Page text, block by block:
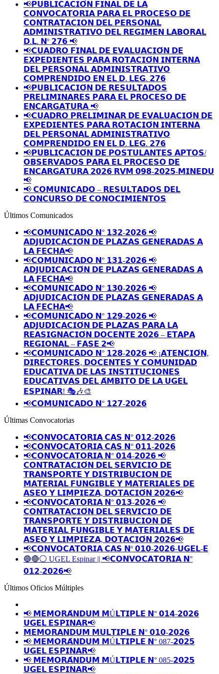
📢𝗣𝗨𝗕𝗟𝗜𝗖𝗔𝗖𝗜𝗢́𝗡 𝗙𝗜𝗡𝗔𝗟 𝗗𝗘 𝗟𝗔
𝗖𝗢𝗡𝗩𝗢𝗖𝗔𝗧𝗢𝗥𝗜𝗔 𝗣𝗔𝗥𝗔 𝗘𝗟 𝗣𝗥𝗢𝗖𝗘𝗦𝗢 𝗗𝗘
𝗖𝗢𝗡𝗧𝗥𝗔𝗧𝗔𝗖𝗜𝗢𝗡 𝗗𝗘𝗟 𝗣𝗘𝗥𝗦𝗢𝗡𝗔𝗟
𝗔𝗗𝗠𝗜𝗡𝗜𝗦𝗧𝗥𝗔𝗧𝗜𝗩𝗢 𝗗𝗘𝗟 𝗥𝗘𝗚𝗜𝗠𝗘𝗡 𝗟𝗔𝗕𝗢𝗥𝗔𝗟
𝗗.𝗟. 𝗡º 𝟮𝟳𝟲 📢
📢𝗖𝗨𝗔𝗗𝗥𝗢 𝗙𝗜𝗡𝗔𝗟 𝗗𝗘 𝗘𝗩𝗔𝗟𝗨𝗔𝗖𝗜𝗢́𝗡 𝗗𝗘
𝗘𝗫𝗣𝗘𝗗𝗜𝗘𝗡𝗧𝗘𝗦 𝗣𝗔𝗥𝗔 𝗥𝗢𝗧𝗔𝗖𝗜𝗢́𝗡 𝗜𝗡𝗧𝗘𝗥𝗡𝗔
𝗗𝗘𝗟 𝗣𝗘𝗥𝗦𝗢𝗡𝗔𝗟 𝗔𝗗𝗠𝗜𝗡𝗜𝗦𝗧𝗥𝗔𝗧𝗜𝗩𝗢
𝗖𝗢𝗠𝗣𝗥𝗘𝗡𝗗𝗜𝗗𝗢 𝗘𝗡 𝗘𝗟 𝗗. 𝗟𝗘𝗚. 𝟮𝟳𝟲
📢𝗣𝗨𝗕𝗟𝗜𝗖𝗔𝗖𝗜𝗢́𝗡 𝗗𝗘 𝗥𝗘𝗦𝗨𝗟𝗧𝗔𝗗𝗢𝗦
𝗣𝗥𝗘𝗟𝗜𝗠𝗜𝗡𝗔𝗥𝗘𝗦 𝗣𝗔𝗥𝗔 𝗘𝗟 𝗣𝗥𝗢𝗖𝗘𝗦𝗢 𝗗𝗘
𝗘𝗡𝗖𝗔𝗥𝗚𝗔𝗧𝗨𝗥𝗔 📢
📢𝗖𝗨𝗔𝗗𝗥𝗢 𝗣𝗥𝗘𝗟𝗜𝗠𝗜𝗡𝗔𝗥 𝗗𝗘 𝗘𝗩𝗔𝗟𝗨𝗔𝗖𝗜𝗢́𝗡 𝗗𝗘
𝗘𝗫𝗣𝗘𝗗𝗜𝗘𝗡𝗧𝗘𝗦 𝗣𝗔𝗥𝗔 𝗥𝗢𝗧𝗔𝗖𝗜𝗢́𝗡 𝗜𝗡𝗧𝗘𝗥𝗡𝗔
𝗗𝗘𝗟 𝗣𝗘𝗥𝗦𝗢𝗡𝗔𝗟 𝗔𝗗𝗠𝗜𝗡𝗜𝗦𝗧𝗥𝗔𝗧𝗜𝗩𝗢
𝗖𝗢𝗠𝗣𝗥𝗘𝗡𝗗𝗜𝗗𝗢 𝗘𝗡 𝗘𝗟 𝗗. 𝗟𝗘𝗚. 𝟮𝟳𝟲
📢𝗣𝗨𝗕𝗟𝗜𝗖𝗔𝗖𝗜𝗢́𝗡 𝗗𝗘 𝗣𝗢𝗦𝗧𝗨𝗟𝗔𝗡𝗧𝗘𝗦 𝗔𝗣𝗧𝗢𝗦/
𝗢𝗕𝗦𝗘𝗥𝗩𝗔𝗗𝗢𝗦 𝗣𝗔𝗥𝗔 𝗘𝗟 𝗣𝗥𝗢𝗖𝗘𝗦𝗢 𝗗𝗘
𝗘𝗡𝗖𝗔𝗥𝗚𝗔𝗧𝗨𝗥𝗔 𝟮𝟬𝟮𝟲 𝗥𝗩𝗠 𝟬𝟵𝟴-𝟮𝟬𝟮𝟱-𝗠𝗜𝗡𝗘𝗗𝗨
📢
📢 𝗖𝗢𝗠𝗨𝗡𝗜𝗖𝗔𝗗𝗢 – 𝗥𝗘𝗦𝗨𝗟𝗧𝗔𝗗𝗢𝗦 𝗗𝗘𝗟
𝗖𝗢𝗡𝗖𝗨𝗥𝗦𝗢 𝗗𝗘 𝗖𝗢𝗡𝗢𝗖𝗜𝗠𝗜𝗘𝗡𝗧𝗢𝗦
Últimos Comunicados
📢𝗖𝗢𝗠𝗨𝗡𝗜𝗖𝗔𝗗𝗢 𝗡° 𝟭𝟯𝟮-𝟮𝟬𝟮𝟲 📢
𝗔𝗗𝗝𝗨𝗗𝗜𝗖𝗔𝗖𝗜𝗢́𝗡 𝗗𝗘 𝗣𝗟𝗔𝗭𝗔𝗦 𝗚𝗘𝗡𝗘𝗥𝗔𝗗𝗔𝗦 𝗔
𝗟𝗔 𝗙𝗘𝗖𝗛𝗔📢
📢𝗖𝗢𝗠𝗨𝗡𝗜𝗖𝗔𝗗𝗢 𝗡° 𝟭𝟯𝟭-𝟮𝟬𝟮𝟲 📢
𝗔𝗗𝗝𝗨𝗗𝗜𝗖𝗔𝗖𝗜𝗢́𝗡 𝗗𝗘 𝗣𝗟𝗔𝗭𝗔𝗦 𝗚𝗘𝗡𝗘𝗥𝗔𝗗𝗔𝗦 𝗔
𝗟𝗔 𝗙𝗘𝗖𝗛𝗔📢
📢𝗖𝗢𝗠𝗨𝗡𝗜𝗖𝗔𝗗𝗢 𝗡° 𝟭𝟯𝟬-𝟮𝟬𝟮𝟲 📢
𝗔𝗗𝗝𝗨𝗗𝗜𝗖𝗔𝗖𝗜𝗢́𝗡 𝗗𝗘 𝗣𝗟𝗔𝗭𝗔𝗦 𝗚𝗘𝗡𝗘𝗥𝗔𝗗𝗔𝗦 𝗔
𝗟𝗔 𝗙𝗘𝗖𝗛𝗔📢
📢𝗖𝗢𝗠𝗨𝗡𝗜𝗖𝗔𝗗𝗢 𝗡° 𝟭𝟮𝟵-𝟮𝟬𝟮𝟲 📢
𝗔𝗗𝗝𝗨𝗗𝗜𝗖𝗔𝗖𝗜𝗢́𝗡 𝗗𝗘 𝗣𝗟𝗔𝗭𝗔𝗦 𝗣𝗔𝗥𝗔 𝗟𝗔
𝗥𝗘𝗔𝗦𝗜𝗚𝗡𝗔𝗖𝗜𝗢́𝗡 𝗗𝗢𝗖𝗘𝗡𝗧𝗘 𝟮𝟬𝟮𝟲 – 𝗘𝗧𝗔𝗣𝗔
𝗥𝗘𝗚𝗜𝗢𝗡𝗔𝗟 – 𝗙𝗔𝗦𝗘 𝟮📢
📢𝗖𝗢𝗠𝗨𝗡𝗜𝗖𝗔𝗗𝗢 𝗡° 𝟭𝟮𝟴-𝟮𝟬𝟮𝟲 📢 ¡𝗔𝗧𝗘𝗡𝗖𝗜𝗢́𝗡,
𝗗𝗜𝗥𝗘𝗖𝗧𝗢𝗥𝗘𝗦, 𝗗𝗢𝗖𝗘𝗡𝗧𝗘𝗦 𝗬 𝗖𝗢𝗠𝗨𝗡𝗜𝗗𝗔𝗗
𝗘𝗗𝗨𝗖𝗔𝗧𝗜𝗩𝗔 𝗗𝗘 𝗟𝗔𝗦 𝗜𝗡𝗦𝗧𝗜𝗧𝗨𝗖𝗜𝗢𝗡𝗘𝗦
𝗘𝗗𝗨𝗖𝗔𝗧𝗜𝗩𝗔𝗦 𝗗𝗘𝗟 𝗔́𝗠𝗕𝗜𝗧𝗢 𝗗𝗘 𝗟𝗔 𝗨𝗚𝗘𝗟
𝗘𝗦𝗣𝗜𝗡𝗔𝗥! 🎭🎶🎨
📢𝗖𝗢𝗠𝗨𝗡𝗜𝗖𝗔𝗗𝗢 𝗡° 𝟭𝟮𝟳-𝟮𝟬𝟮𝟲
Últimas Convocatorias
📢𝗖𝗢𝗡𝗩𝗢𝗖𝗔𝗧𝗢𝗥𝗜𝗔 𝗖𝗔𝗦 𝗡° 𝟬𝟭𝟮-𝟮𝟬𝟮𝟲
📢𝗖𝗢𝗡𝗩𝗢𝗖𝗔𝗧𝗢𝗥𝗜𝗔 𝗖𝗔𝗦 𝗡° 𝟬𝟭𝟭-𝟮𝟬𝟮𝟲
📢𝗖𝗢𝗡𝗩𝗢𝗖𝗔𝗧𝗢𝗥𝗜𝗔 𝗡° 𝟬𝟭𝟰-𝟮𝟬𝟮𝟲 📢
𝗖𝗢𝗡𝗧𝗥𝗔𝗧𝗔𝗖𝗜𝗢́𝗡 𝗗𝗘𝗟 𝗦𝗘𝗥𝗩𝗜𝗖𝗜𝗢 𝗗𝗘
𝗧𝗥𝗔𝗡𝗦𝗣𝗢𝗥𝗧𝗘 𝗬 𝗗𝗜𝗦𝗧𝗥𝗜𝗕𝗨𝗖𝗜𝗢𝗡 𝗗𝗘
𝗠𝗔𝗧𝗘𝗥𝗜𝗔𝗟 𝗙𝗨𝗡𝗚𝗜𝗕𝗟𝗘 𝗬 𝗠𝗔𝗧𝗘𝗥𝗜𝗔𝗟𝗘𝗦 𝗗𝗘
𝗔𝗦𝗘𝗢 𝗬 𝗟𝗜𝗠𝗣𝗜𝗘𝗭𝗔, 𝗗𝗢𝗧𝗔𝗖𝗜𝗢́𝗡 𝟮𝟬𝟮𝟲📢
📢𝗖𝗢𝗡𝗩𝗢𝗖𝗔𝗧𝗢𝗥𝗜𝗔 𝗡° 𝟬𝟭𝟯-𝟮𝟬𝟮𝟲 📢
𝗖𝗢𝗡𝗧𝗥𝗔𝗧𝗔𝗖𝗜𝗢́𝗡 𝗗𝗘𝗟 𝗦𝗘𝗥𝗩𝗜𝗖𝗜𝗢 𝗗𝗘
𝗧𝗥𝗔𝗡𝗦𝗣𝗢𝗥𝗧𝗘 𝗬 𝗗𝗜𝗦𝗧𝗥𝗜𝗕𝗨𝗖𝗜𝗢𝗡 𝗗𝗘
𝗠𝗔𝗧𝗘𝗥𝗜𝗔𝗟 𝗙𝗨𝗡𝗚𝗜𝗕𝗟𝗘 𝗬 𝗠𝗔𝗧𝗘𝗥𝗜𝗔𝗟𝗘𝗦 𝗗𝗘
𝗔𝗦𝗘𝗢 𝗬 𝗟𝗜𝗠𝗣𝗜𝗘𝗭𝗔, 𝗗𝗢𝗧𝗔𝗖𝗜𝗢́𝗡 𝟮𝟬𝟮𝟲📢
📢𝗖𝗢𝗡𝗩𝗢𝗖𝗔𝗧𝗢𝗥𝗜𝗔 𝗖𝗔𝗦 𝗡º 𝟬𝟭𝟬-𝟮𝟬𝟮𝟲-𝗨𝗚𝗘𝗟-𝗘
🔵🔴⚪️ UGEL Espinar || 📢𝗖𝗢𝗡𝗩𝗢𝗖𝗔𝗧𝗢𝗥𝗜𝗔 𝗡°
𝟬𝟭𝟮-𝟮𝟬𝟮𝟲📢
Últimos Oficios Múltiples
📢 𝗠𝗘𝗠𝗢𝗥𝗔́𝗡𝗗𝗨𝗠 𝗠Ú𝗟𝗧𝗜𝗣𝗟𝗘 𝗡° 𝟬𝟭𝟰-𝟮𝟬𝟮𝟲
𝗨𝗚𝗘𝗟 𝗘𝗦𝗣𝗜𝗡𝗔𝗥📢
𝗠𝗘𝗠𝗢𝗥𝗔𝗡𝗗𝗨𝗠 𝗠𝗨𝗟𝗧𝗜𝗣𝗟𝗘 𝗡° 𝟬𝟭𝟬-𝟮𝟬𝟮𝟲
📢 𝗠𝗘𝗠𝗢𝗥𝗔́𝗡𝗗𝗨𝗠 𝗠Ú𝗟𝗧𝗜𝗣𝗟𝗘 𝗡° 087-𝟮𝟬𝟮𝟱
𝗨𝗚𝗘𝗟 𝗘𝗦𝗣𝗜𝗡𝗔𝗥📢
📢 𝗠𝗘𝗠𝗢𝗥𝗔́𝗡𝗗𝗨𝗠 𝗠Ú𝗟𝗧𝗜𝗣𝗟𝗘 𝗡° 085-𝟮𝟬𝟮𝟱
𝗨𝗚𝗘𝗟 𝗘𝗦𝗣𝗜𝗡𝗔𝗥📢